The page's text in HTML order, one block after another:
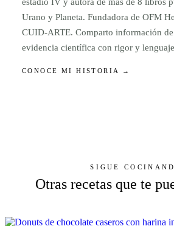
Urano y Planeta. Fundadora de OFM
CUID-ARTE. Comparto información de
evidencia científica con rigor y
CONOCE MI HISTORIA →
SIGUE
Otras recetas que te